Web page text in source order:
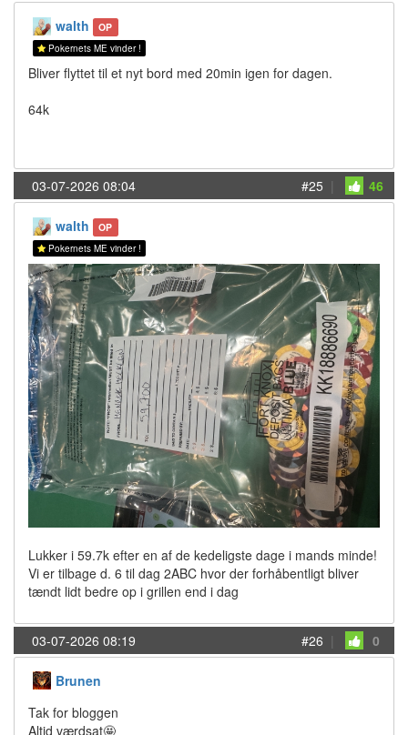
walth OP
Pokernets ME vinder !
Bliver flyttet til et nyt bord med 20min igen for dagen.
64k
03-07-2026 08:04 #25 | 46
walth OP
Pokernets ME vinder !
Lukker i 59.7k efter en af de kedeligste dage i mands minde!
Vi er tilbage d. 6 til dag 2ABC hvor der forhåbentligt bliver
tændt lidt bedre op i grillen end i dag
03-07-2026 08:19 #26 | 0
Brunen
Tak for bloggen
Altid værdsat🤩